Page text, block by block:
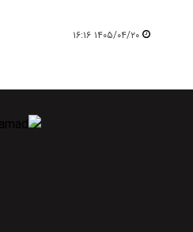
۱۴۰۵/۰۴/۲۰ ۱۶:۱۶